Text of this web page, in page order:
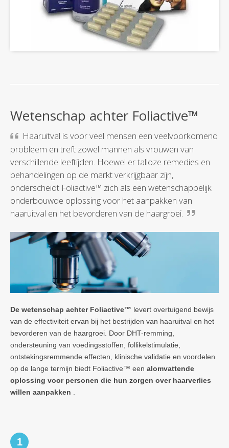
Wetenschap achter Foliactive™
Haaruitval is voor veel mensen een veelvoorkomend
probleem en treft zowel mannen als vrouwen van
verschillende leeftijden. Hoewel er talloze remedies en
behandelingen op de markt verkrijgbaar zijn,
onderscheidt Foliactive™ zich als een wetenschappelijk
onderbouwde oplossing voor het aanpakken van
haaruitval en het bevorderen van de haargroei.
De wetenschap achter Foliactive™ levert overtuigend bewijs
van de effectiviteit ervan bij het bestrijden van haaruitval en het
bevorderen van de haargroei. Door DHT-remming,
ondersteuning van voedingsstoffen, follikelstimulatie,
ontstekingsremmende effecten, klinische validatie en voordelen
op de lange termijn biedt Foliactive™ een alomvattende
oplossing voor personen die hun zorgen over haarverlies
willen aanpakken
1